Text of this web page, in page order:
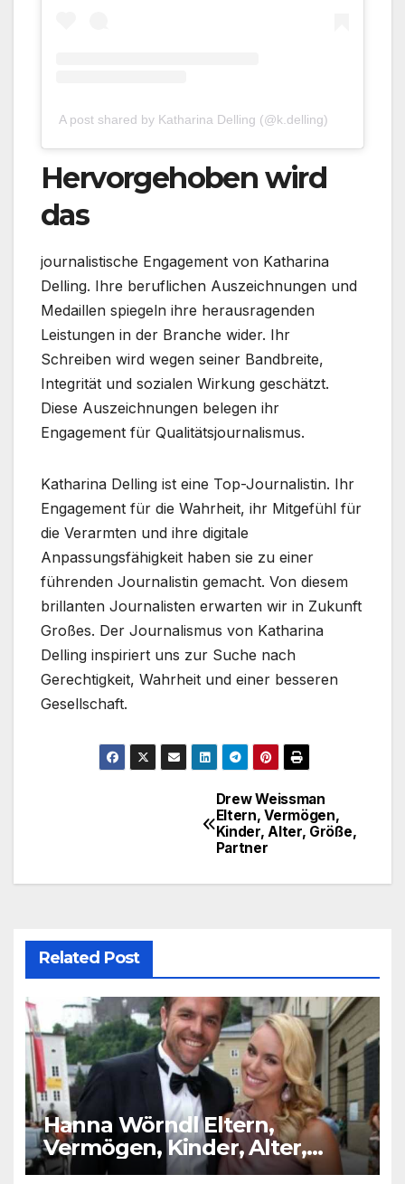
A post shared by Katharina Delling (@k.delling)
Hervorgehoben wird
das
journalistische Engagement von Katharina
Delling. Ihre beruflichen Auszeichnungen und
Medaillen spiegeln ihre herausragenden
Leistungen in der Branche wider. Ihr
Schreiben wird wegen seiner Bandbreite,
Integrität und sozialen Wirkung geschätzt.
Diese Auszeichnungen belegen ihr
Engagement für Qualitätsjournalismus.
Katharina Delling ist eine Top-Journalistin. Ihr
Engagement für die Wahrheit, ihr Mitgefühl für
die Verarmten und ihre digitale
Anpassungsfähigkeit haben sie zu einer
führenden Journalistin gemacht. Von diesem
brillanten Journalisten erwarten wir in Zukunft
Großes. Der Journalismus von Katharina
Delling inspiriert uns zur Suche nach
Gerechtigkeit, Wahrheit und einer besseren
Gesellschaft.
Drew Weissman
Eltern, Vermögen,
Kinder, Alter, Größe,
Partner
Related Post
Hanna Wörndl Eltern,
Vermögen, Kinder, Alter,
Größe, Partner